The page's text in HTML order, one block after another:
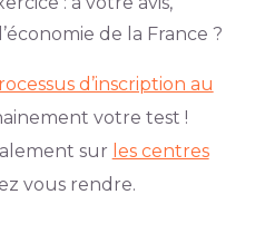
de la France ?
d’inscription au
votre test !
sur les centres
vous rendre.